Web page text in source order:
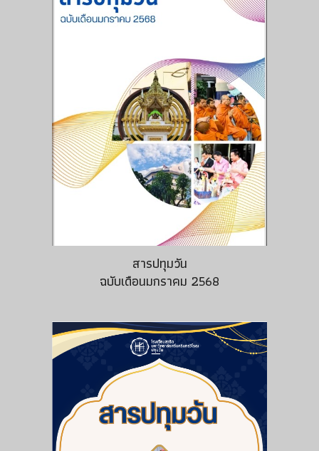
สารปทุมวัน
ฉบับเดือนมกราคม 2568